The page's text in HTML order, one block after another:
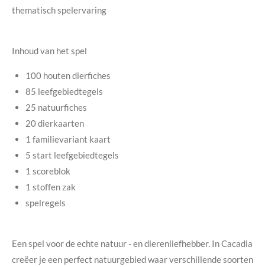
thematisch spelervaring
Inhoud van het spel
100 houten dierfiches
85 leefgebiedtegels
25 natuurfiches
20 dierkaarten
1 familievariant kaart
5 start leefgebiedtegels
1 scoreblok
1 stoffen zak
spelregels
Een spel voor de echte natuur - en dierenliefhebber. In Cacadia
creëer je een perfect natuurgebied waar verschillende soorten